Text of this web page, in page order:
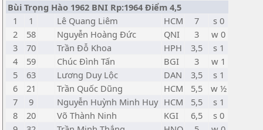
Bùi Trọng Hào 1962 BNI Rp:1964 Điểm 4,5
1
1 Lê Quang Liêm HCM 7
s 0
2
58 Nguyễn Hoàng Đức QNI 3
w 0
3
70 Trần Đỗ Khoa HPH 3,5
s 1
4
59 Chúc Đình Tấn BGI 3
w 1
5
63 Lương Duy Lộc DAN 3,5
s 1
6
21 Trần Quốc Dũng HCM 5,5
w ½
7
9 Nguyễn Huỳnh Minh Huy HCM 5,5
s 1
8
20 Võ Thành Ninh KGI 6,5
s 0